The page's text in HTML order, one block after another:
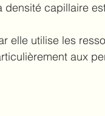
densité capillaire
elle utilise les
aux